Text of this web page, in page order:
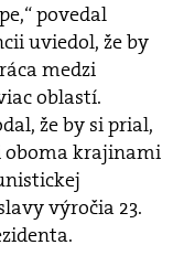
povedal
uviedol, že by
medzi
oblastí.
že by si prial,
oboma krajinami
výročia 23.